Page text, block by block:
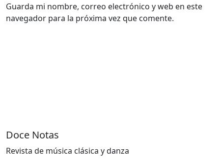
Guarda mi nombre, correo electrónico y web en este
navegador para la próxima vez que comente.
Doce Notas
Revista de música clásica y danza